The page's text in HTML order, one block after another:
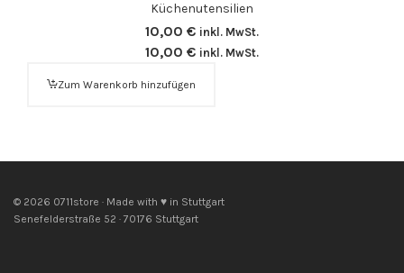
Küchenutensilien
10,00 € inkl. MwSt.
10,00 € inkl. MwSt.
Zum Warenkorb hinzufügen
© 2026 0711store · Made with ♥ in Stuttgart
Senefelderstraße 52 · 70176 Stuttgart